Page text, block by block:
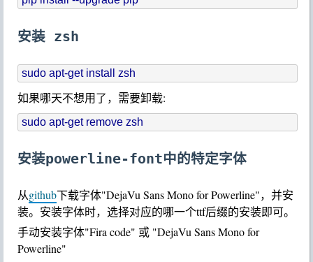
安装 zsh
如果哪天不想用了，需要卸载:
安装powerline-font中的特定字体
从github下载字体"DejaVu Sans Mono for Powerline"，并安
装。安装字体时，选择对应的哪一个ttf后缀的安装即可。
手动安装字体"Fira code" 或 "DejaVu Sans Mono for
Powerline"